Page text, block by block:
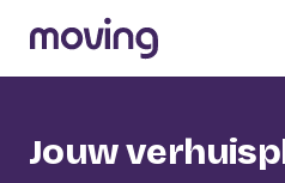
Jouw